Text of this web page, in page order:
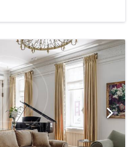
переулке